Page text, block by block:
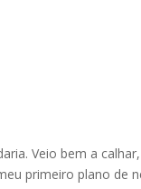
Veio bem a
primeiro plano de